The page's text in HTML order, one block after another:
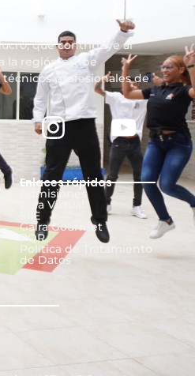
que contribuye al
la región caribe
profesionales de
Enlaces rápidos
Admisiones
Aula Virtual
SIIE
Gaira Gourmet
PQR
Política de Tratamiento
de Datos